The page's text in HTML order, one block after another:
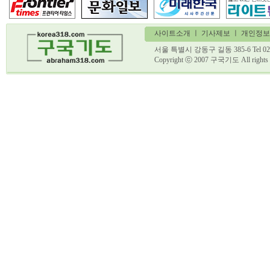
사이트소개 기사제보 ㅣ 개인정
서울 특별시 강동구 길동 385-6 Tel
Copyright ⓒ 2007 구국기도 All